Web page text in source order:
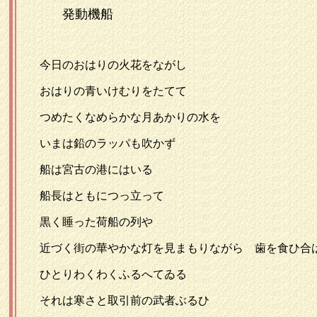
発動機船
今日のおはりの火花をながし
おはりの青いけむりをたてて
つめたくなめらかな月あかりの水を
いまは鉛のラッパも吹かず
船は宮古の港にはいる
船長はともにつっ立って
黒く睡った荷船の列や
近づく街の華やかな灯を見まもりながら 歯を食ひ合
ひとりわくわくふるへてゐる
それは寒さと取引前の武者ぶるひ